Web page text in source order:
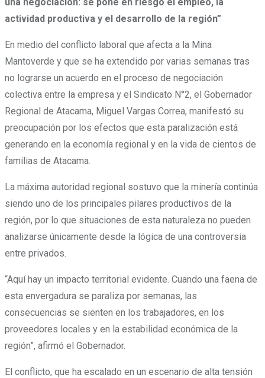
actividad productiva y el desarrollo de la región”
En medio del conflicto laboral que afecta a la Mina
Mantoverde y que se ha extendido por varias semanas tras
no lograrse un acuerdo en el proceso de negociación
colectiva entre la empresa y el Sindicato N°2, el Gobernador
Regional de Atacama, Miguel Vargas Correa, manifestó su
preocupación por los efectos que esta paralización está
generando en la economía regional y en la vida de cientos de
familias de Atacama.
La máxima autoridad regional sostuvo que la minería continúa
siendo uno de los principales pilares productivos de la
región, por lo que situaciones de esta naturaleza no pueden
analizarse únicamente desde la lógica de una controversia
entre privados.
“Aquí hay un impacto territorial evidente. Cuando una faena de
esta envergadura se paraliza por semanas, las
consecuencias se sienten en los trabajadores, en los
proveedores locales y en la estabilidad económica de la
región”, afirmó el Gobernador.
El conflicto, que ha escalado en un escenario de alta tensión